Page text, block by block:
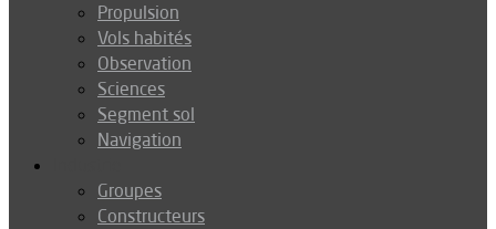
Propulsion
Vols habités
Observation
Sciences
Segment sol
Navigation
Groupes
Constructeurs